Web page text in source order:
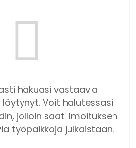
hakuasi vastaavia
Voit halutessasi
jolloin saat ilmoituksen
työpaikkoja julkaistaan.